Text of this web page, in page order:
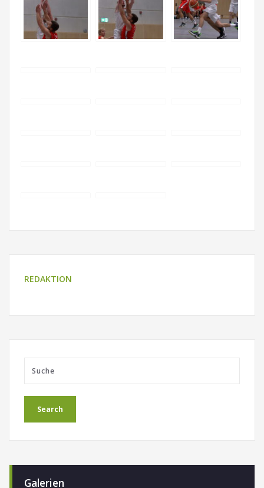
REDAKTION
Galerien